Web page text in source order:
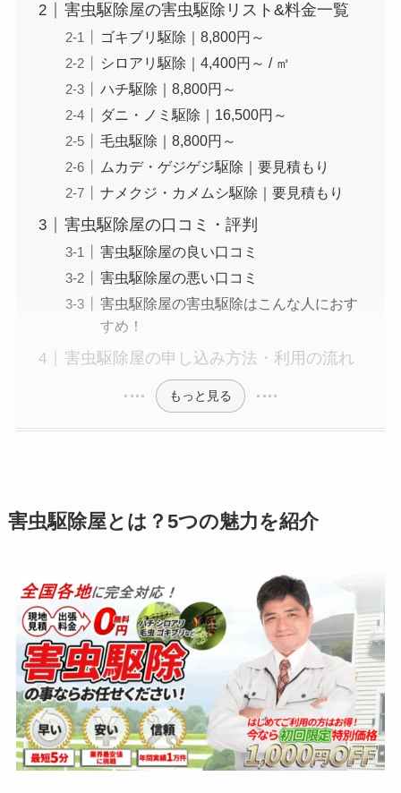
害虫駆除屋の害虫駆除リスト&料金一覧
ゴキブリ駆除｜8,800円～
シロアリ駆除｜4,400円～ / ㎡
ハチ駆除｜8,800円～
ダニ・ノミ駆除｜16,500円～
毛虫駆除｜8,800円～
ムカデ・ゲジゲジ駆除｜要見積もり
ナメクジ・カメムシ駆除｜要見積もり
害虫駆除屋の口コミ・評判
害虫駆除屋の良い口コミ
害虫駆除屋の悪い口コミ
害虫駆除屋の害虫駆除はこんな人におす
すめ！
害虫駆除屋の申し込み方法・利用の流れ
もっと見る
害虫駆除屋とは？5つの魅力を紹介